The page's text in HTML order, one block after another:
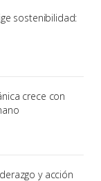
sostenibilidad:
crece con
y acción